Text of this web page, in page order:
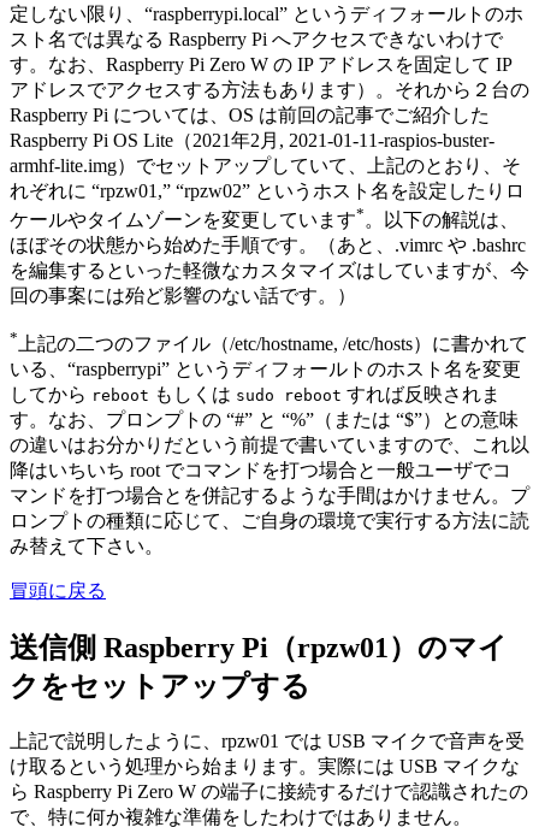
定しない限り、“raspberrypi.local” というディフォールトのホ
スト名では異なる Raspberry Pi へアクセスできないわけで
す。なお、Raspberry Pi Zero W の IP アドレスを固定して IP
アドレスでアクセスする方法もあります）。それから２台の
Raspberry Pi については、OS は前回の記事でご紹介した
Raspberry Pi OS Lite（2021年2月, 2021-01-11-raspios-buster-
armhf-lite.img）でセットアップしていて、上記のとおり、そ
れぞれに “rpzw01,” “rpzw02” というホスト名を設定したりロ
ケールやタイムゾーンを変更しています* 。以下の解説は、
ほぼその状態から始めた手順です。（あと、.vimrc や .bashrc
を編集するといった軽微なカスタマイズはしていますが、今
回の事案には殆ど影響のない話です。）
* 上記の二つのファイル（/etc/hostname, /etc/hosts）に書かれて
いる、“raspberrypi” というディフォールトのホスト名を変更
してから reboot もしくは sudo reboot すれば反映されま
す。なお、プロンプトの “#” と “%”（または “$”）との意味
の違いはお分かりだという前提で書いていますので、これ以
降はいちいち root でコマンドを打つ場合と一般ユーザでコ
マンドを打つ場合とを併記するような手間はかけません。プ
ロンプトの種類に応じて、ご自身の環境で実行する方法に読
み替えて下さい。
冒頭に戻る
送信側 Raspberry Pi（rpzw01）のマイ
クをセットアップする
上記で説明したように、rpzw01 では USB マイクで音声を受
け取るという処理から始まります。実際には USB マイクな
ら Raspberry Pi Zero W の端子に接続するだけで認識されたの
で、特に何か複雑な準備をしたわけではありません。